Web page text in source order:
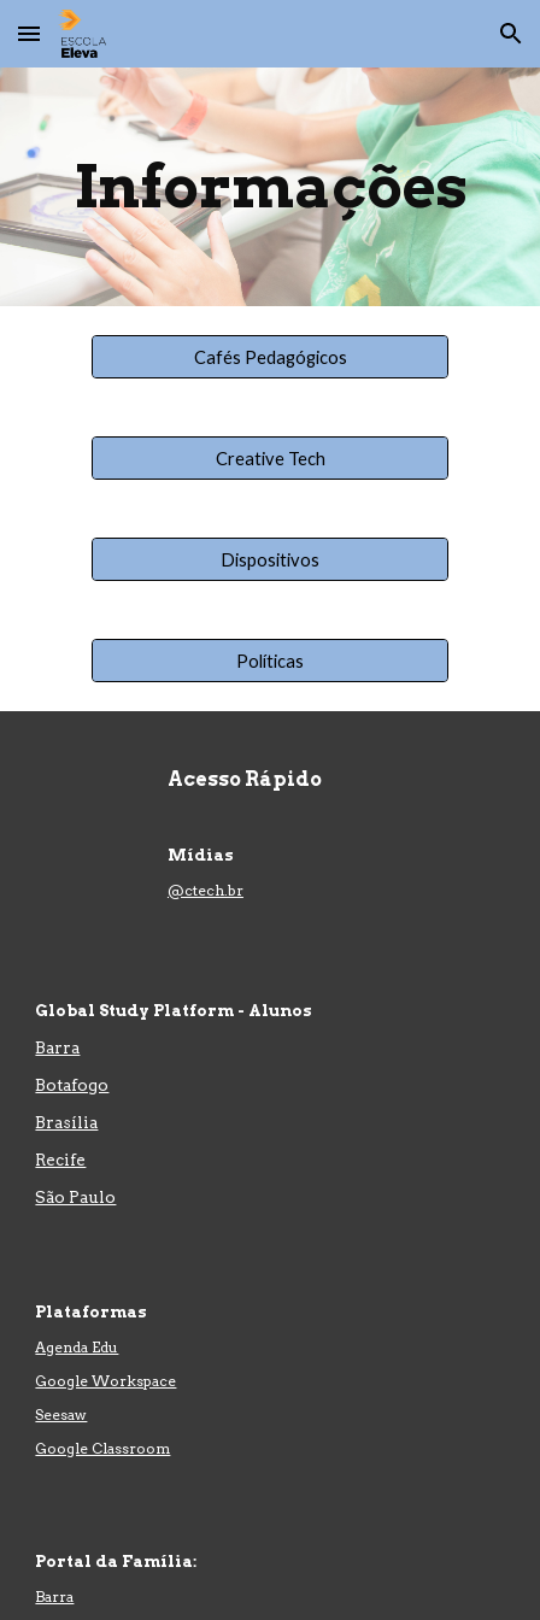
Skip to main content Skip to navigation
Informações
Cafés Pedagógicos
Creative Tech
Dispositivos
Políticas
Acesso Rápido
Mídias
@ctech.br
Global Study Platform - Alunos
Barra
Botafogo
Brasília
Recife
São Paulo
Plataformas
Agenda Edu
Google Workspace
Seesaw
Google Classroom
Portal da Família:
Barra